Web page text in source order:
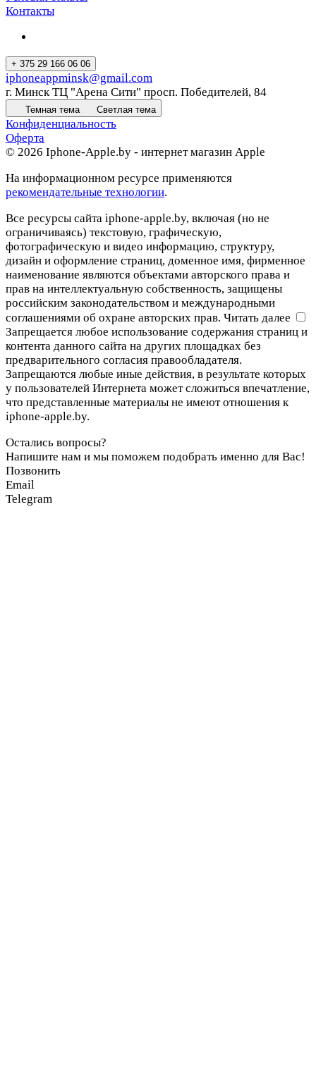
Контакты
+ 375 29 166 06 06
iphoneappminsk@gmail.com
г. Минск ТЦ "Арена Сити" просп. Победителей, 84
Темная тема Светлая тема
Конфиденциальность
Оферта
© 2026 Iphone-Apple.by - интернет магазин Apple
На информационном ресурсе применяются
рекомендательные технологии.
Все ресурсы сайта iphone-apple.by, включая (но не
ограничиваясь) текстовую, графическую,
фотографическую и видео информацию, структуру,
дизайн и оформление страниц, доменное имя, фирменное
наименование являются объектами авторского права и
прав на интеллектуальную собственность, защищены
российским законодательством и международными
соглашениями об охране авторских прав. Читать далее
Запрещается любое использование содержания страниц и
контента данного сайта на других площадках без
предварительного согласия правообладателя.
Запрещаются любые иные действия, в результате которых
у пользователей Интернета может сложиться впечатление,
что представленные материалы не имеют отношения к
iphone-apple.by.
Остались вопросы?
Напишите нам и мы поможем подобрать именно для Вас!
Позвонить
Email
Telegram